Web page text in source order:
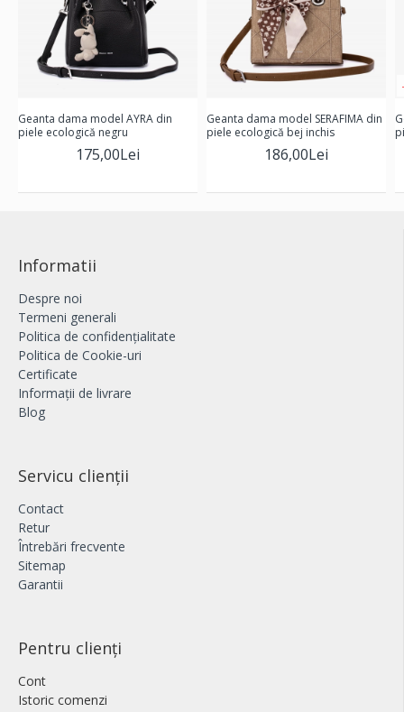
Geanta dama model AYRA din
piele ecologică negru
175,00Lei
Geanta dama model SERAFIMA din
piele ecologică bej inchis
186,00Lei
Informatii
Despre noi
Termeni generali
Politica de confidențialitate
Politica de Cookie-uri
Certificate
Informații de livrare
Blog
Servicu clienții
Contact
Retur
Întrebări frecvente
Sitemap
Garantii
Pentru clienți
Cont
Istoric comenzi